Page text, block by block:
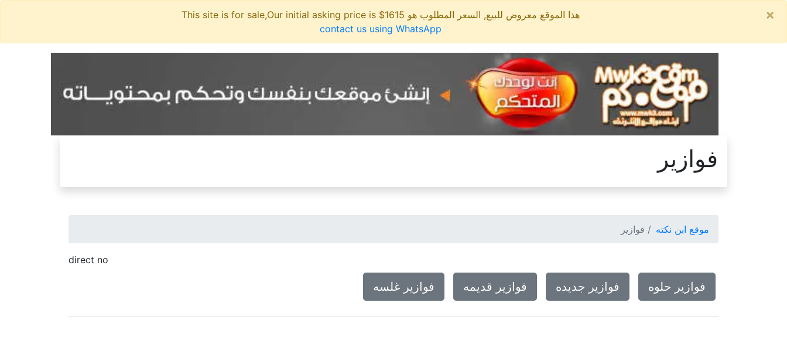
هذا الموقع معروض للبيع, السعر المطلوب هو 1615$ This site is for sale,Our initial asking price is
contact us using WhatsApp
×
فوازير
موقع ابن نكته فوازير
direct no
فوازير حلوه فوازير جديده فوازير قديمه فوازير غلسه